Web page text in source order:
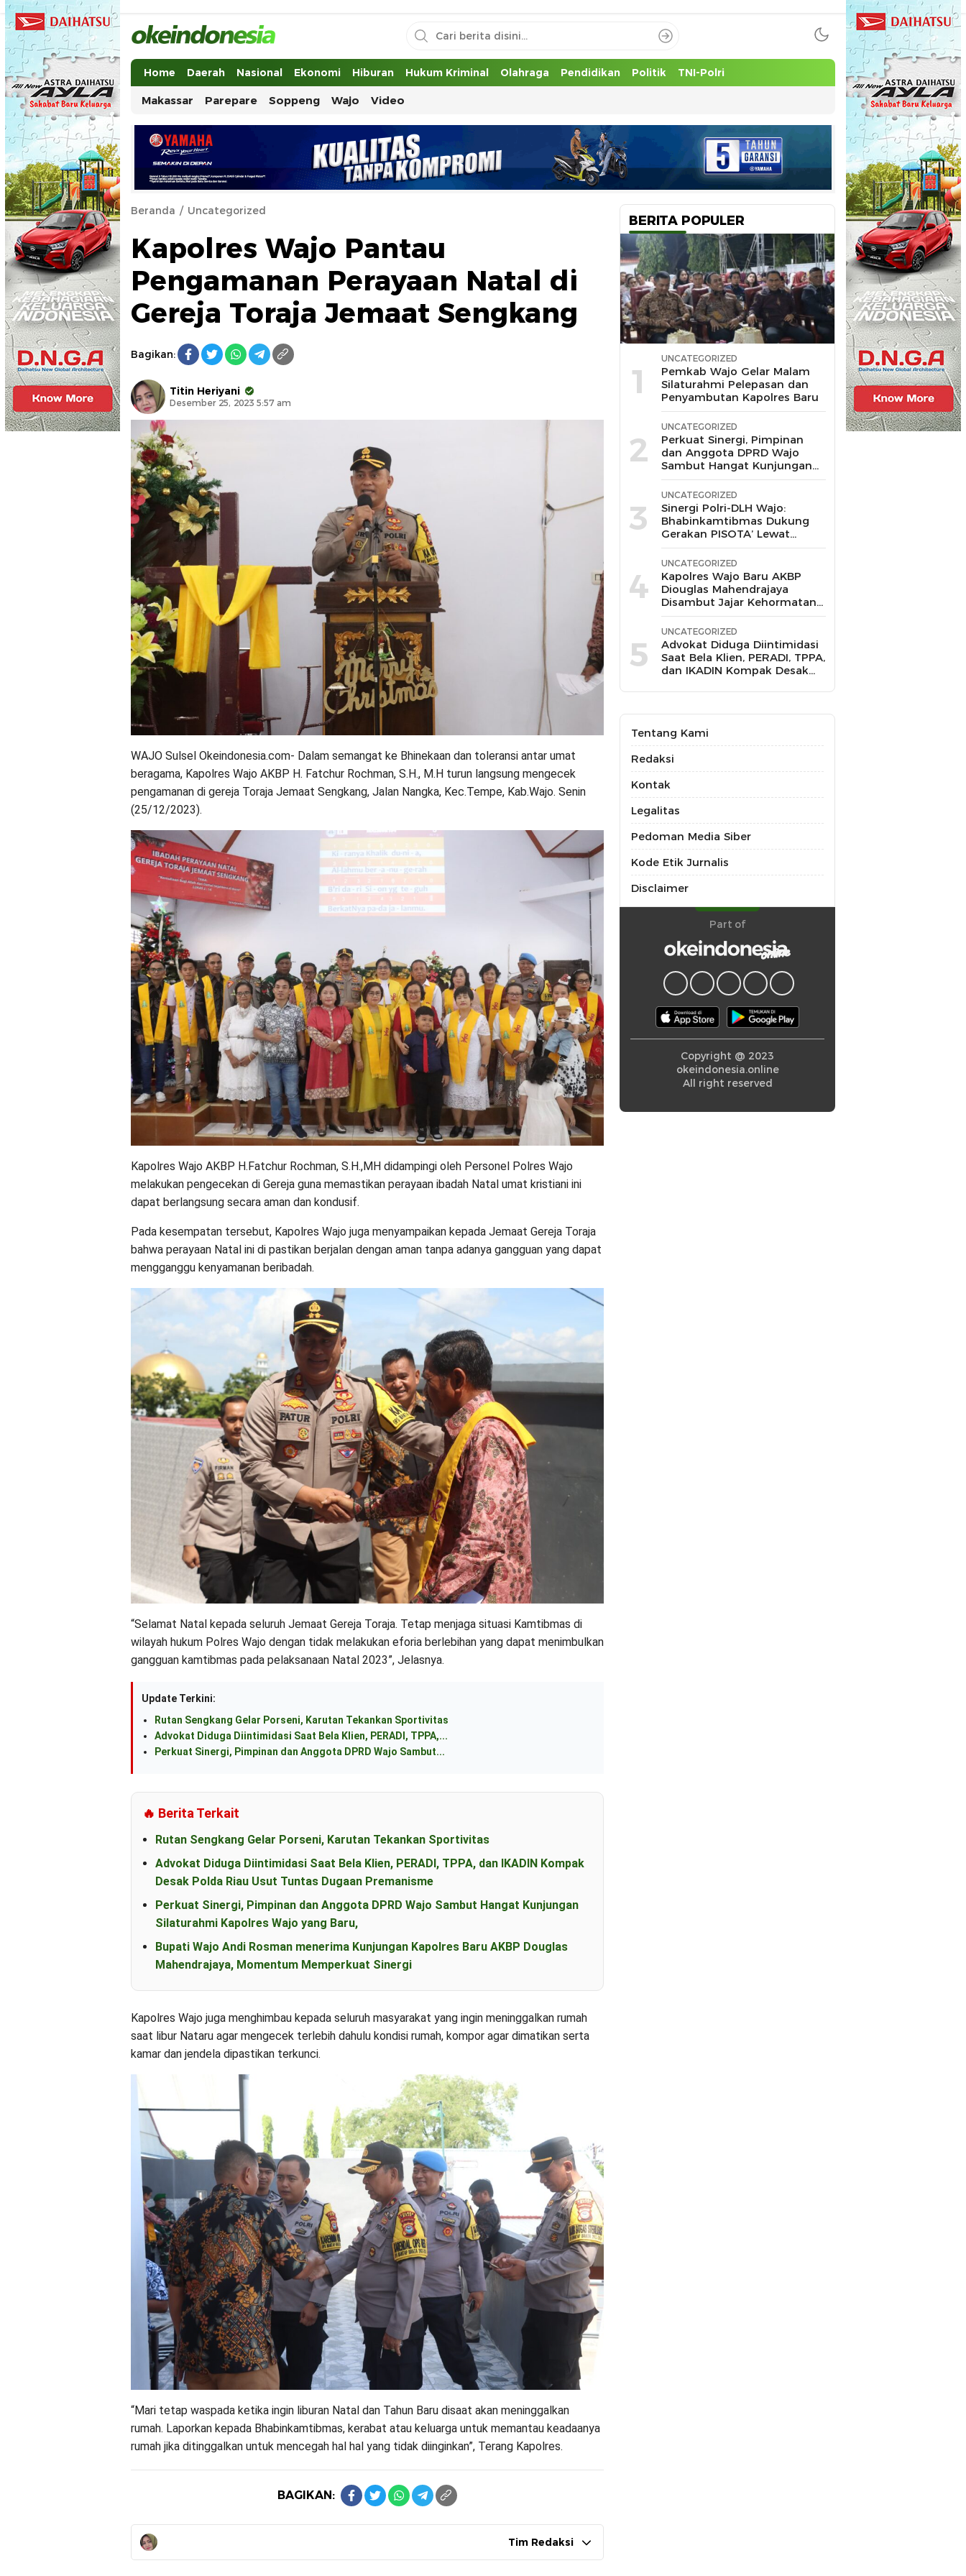
Okeindonesia.Online
Mengonlinekan Indonesia Secara Utuh
Home Daerah Nasional Ekonomi Hiburan Hukum Kriminal Olahraga Pendidikan Politik TNI-Polri
Makassar Parepare Soppeng Wajo Video
Beranda Uncategorized
Kapolres Wajo Pantau
Pengamanan Perayaan Natal di
Gereja Toraja Jemaat Sengkang
Bagikan:
Titin Heriyani
Desember 25, 2023 5:57 am
WAJO Sulsel Okeindonesia.com- Dalam semangat ke Bhinekaan dan toleransi antar umat
beragama, Kapolres Wajo AKBP H. Fatchur Rochman, S.H., M.H turun langsung mengecek
pengamanan di gereja Toraja Jemaat Sengkang, Jalan Nangka, Kec.Tempe, Kab.Wajo. Senin
(25/12/2023).
Kapolres Wajo AKBP H.Fatchur Rochman, S.H.,MH didampingi oleh Personel Polres Wajo
melakukan pengecekan di Gereja guna memastikan perayaan ibadah Natal umat kristiani ini
dapat berlangsung secara aman dan kondusif.
Pada kesempatan tersebut, Kapolres Wajo juga menyampaikan kepada Jemaat Gereja Toraja
bahwa perayaan Natal ini di pastikan berjalan dengan aman tanpa adanya gangguan yang dapat
mengganggu kenyamanan beribadah.
“Selamat Natal kepada seluruh Jemaat Gereja Toraja. Tetap menjaga situasi Kamtibmas di
wilayah hukum Polres Wajo dengan tidak melakukan eforia berlebihan yang dapat menimbulkan
gangguan kamtibmas pada pelaksanaan Natal 2023”, Jelasnya.
Update Terkini:
Rutan Sengkang Gelar Porseni, Karutan Tekankan Sportivitas
Advokat Diduga Diintimidasi Saat Bela Klien, PERADI, TPPA,...
Perkuat Sinergi, Pimpinan dan Anggota DPRD Wajo Sambut...
🔥 Berita Terkait
Rutan Sengkang Gelar Porseni, Karutan Tekankan Sportivitas
Advokat Diduga Diintimidasi Saat Bela Klien, PERADI, TPPA, dan IKADIN Kompak
Desak Polda Riau Usut Tuntas Dugaan Premanisme
Perkuat Sinergi, Pimpinan dan Anggota DPRD Wajo Sambut Hangat Kunjungan
Silaturahmi Kapolres Wajo yang Baru,
Bupati Wajo Andi Rosman menerima Kunjungan Kapolres Baru AKBP Douglas
Mahendrajaya, Momentum Memperkuat Sinergi
Kapolres Wajo juga menghimbau kepada seluruh masyarakat yang ingin meninggalkan rumah
saat libur Nataru agar mengecek terlebih dahulu kondisi rumah, kompor agar dimatikan serta
kamar dan jendela dipastikan terkunci.
“Mari tetap waspada ketika ingin liburan Natal dan Tahun Baru disaat akan meninggalkan
rumah. Laporkan kepada Bhabinkamtibmas, kerabat atau keluarga untuk memantau keadaanya
rumah jika ditinggalkan untuk mencegah hal hal yang tidak diinginkan”, Terang Kapolres.
BAGIKAN:
Tim Redaksi
BERITA POPULER
1
UNCATEGORIZED
Pemkab Wajo Gelar Malam
Silaturahmi Pelepasan dan
Penyambutan Kapolres Baru
2
UNCATEGORIZED
Perkuat Sinergi, Pimpinan
dan Anggota DPRD Wajo
Sambut Hangat Kunjungan
Silaturahmi Kapolres Wajo
yang Baru,
3
UNCATEGORIZED
Sinergi Polri-DLH Wajo:
Bhabinkamtibmas Dukung
Gerakan PISOTA’ Lewat
Motor Sampah
4
UNCATEGORIZED
Kapolres Wajo Baru AKBP
Diouglas Mahendrajaya
Disambut Jajar Kehormatan
dan Tari Padduppa
5
UNCATEGORIZED
Advokat Diduga Diintimidasi
Saat Bela Klien, PERADI, TPPA,
dan IKADIN Kompak Desak
Dugaan Premanisme
Tentang Kami
Redaksi
Kontak
Legalitas
Pedoman Media Siber
Kode Etik Jurnalis
Disclaimer
Part of
Copyright @ 2023
okeindonesia.online
All right reserved